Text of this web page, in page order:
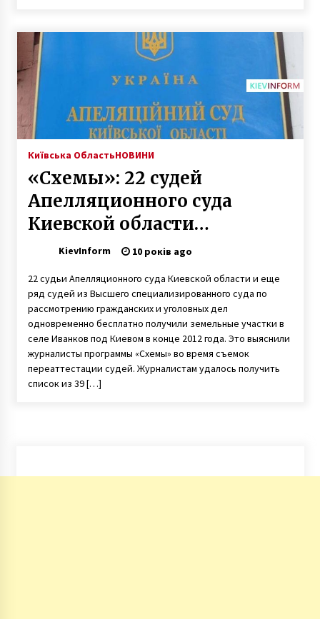
Київська ОбластьНОВИНИ
«Схемы»: 22 судей
Апелляционного суда
Киевской области
одновременно получили
землю в селе под Киевом
KievInform 10 років ago
22 судьи Апелляционного суда Киевской области и еще
ряд судей из Высшего специализированного суда по
рассмотрению гражданских и уголовных дел
одновременно бесплатно получили земельные участки в
селе Иванков под Киевом в конце 2012 года. Это выяснили
журналисты программы «Схемы» во время съемок
переаттестации судей. Журналистам удалось получить
список из 39 […]